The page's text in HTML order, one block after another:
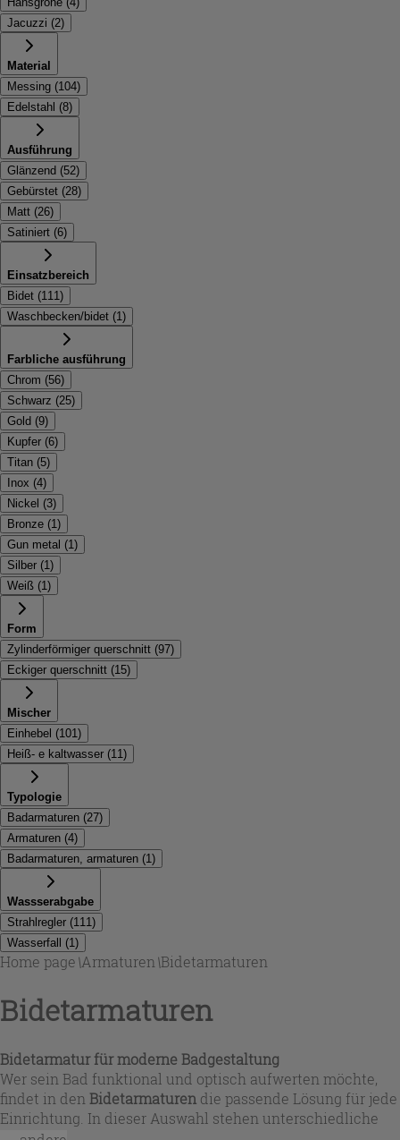
Jacuzzi (2)
Material
Messing (104)
Edelstahl (8)
Ausführung
Glänzend (52)
Gebürstet (28)
Matt (26)
Satiniert (6)
Einsatzbereich
Bidet (111)
Waschbecken/bidet (1)
Farbliche ausführung
Chrom (56)
Schwarz (25)
Gold (9)
Kupfer (6)
Titan (5)
Inox (4)
Nickel (3)
Bronze (1)
Gun metal (1)
Silber (1)
Weiß (1)
Form
Zylinderförmiger querschnitt (97)
Eckiger querschnitt (15)
Mischer
Einhebel (101)
Heiß- e kaltwasser (11)
Typologie
Badarmaturen (27)
Armaturen (4)
Badarmaturen, armaturen (1)
Wassserabgabe
Strahlregler (111)
Wasserfall
(1)
Home page\Armaturen \Bidetarmaturen
Bidetarmaturen
Bidetarmatur für moderne Badgestaltung
Wer sein Bad funktional und optisch aufwerten möchte,
findet in den Bidetarmaturen die passende Lösung für jede
Einrichtung. In dieser Auswahl stehen unterschiedliche